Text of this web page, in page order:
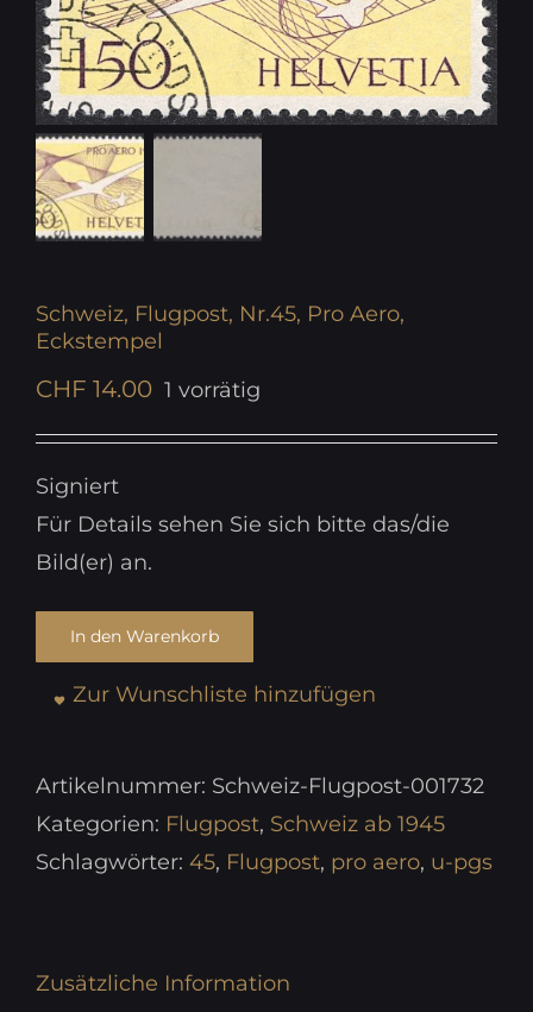
Schweiz, Flugpost, Nr.45, Pro Aero,
Eckstempel
CHF 14.00 1 vorrätig
Signiert
Für Details sehen Sie sich bitte das/die
Bild(er) an.
In den Warenkorb
Zur Wunschliste hinzufügen
Artikelnummer: Schweiz-Flugpost-001732
Kategorien: Flugpost, Schweiz ab 1945
Schlagwörter: 45, Flugpost, pro aero, u-pgs
Zusätzliche Information